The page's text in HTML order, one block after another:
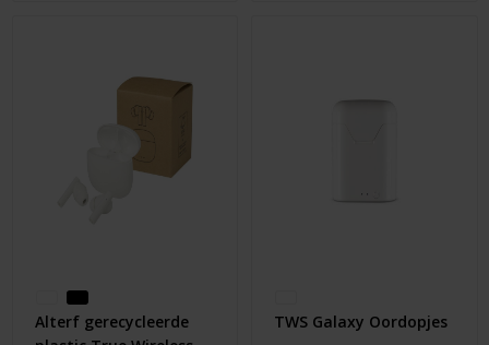
Alterf gerecycleerde
TWS Galaxy Oordopjes